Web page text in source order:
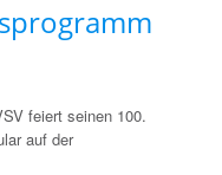
feiert seinen 100.
auf der